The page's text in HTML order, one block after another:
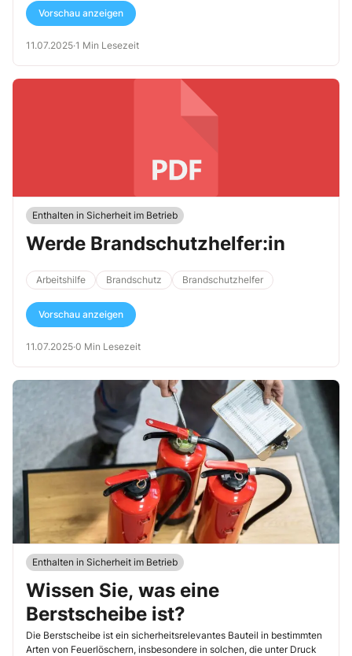
Vorschau anzeigen
11.07.2025·1 Min Lesezeit
Enthalten in Sicherheit im Betrieb
Werde Brandschutzhelfer:in
Arbeitshilfe Brandschutz Brandschutzhelfer
Vorschau anzeigen
11.07.2025·0 Min Lesezeit
Enthalten in Sicherheit im Betrieb
Wissen Sie, was eine
Berstscheibe ist?
Die Berstscheibe ist ein sicherheitsrelevantes Bauteil in bestimmten
Arten von Feuerlöschern, insbesondere in solchen, die unter Druck